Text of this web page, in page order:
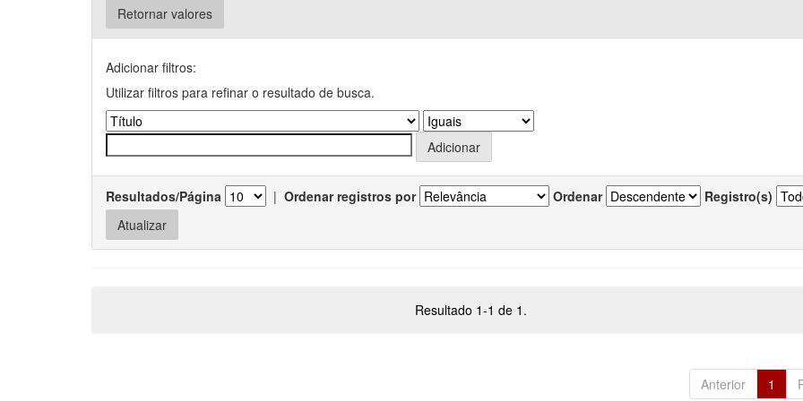
Retornar valores
Adicionar filtros:
Utilizar filtros para refinar o resultado de busca.
Resultados/Página | Ordenar registros por Ordenar Registro(s)
Resultado 1-1 de 1.
Anterior 1